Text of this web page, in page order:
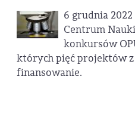
6 grudnia
Centrum
konkursów
których pięć projektów z
finansowanie.